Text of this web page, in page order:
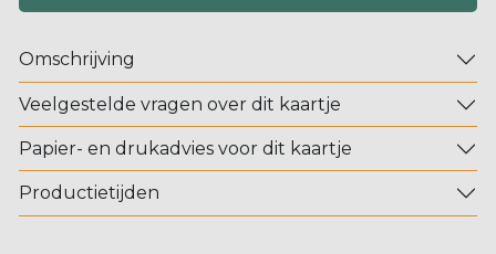
Omschrijving
Veelgestelde vragen over dit kaartje
Papier- en drukadvies voor dit kaartje
Productietijden